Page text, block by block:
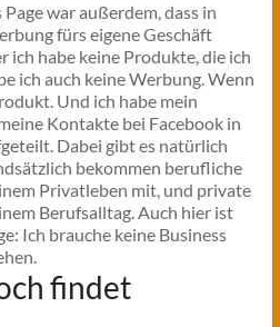
war außerdem, dass in
fürs eigene Geschäft
ich habe keine Produkte, die ich
ich auch keine Werbung. Wenn
Und ich habe mein
Kontakte bei Facebook in
Dabei gibt es natürlich
bekommen berufliche
Privatleben mit, und private
Berufsalltag. Auch hier ist
Ich brauche keine Business
findet